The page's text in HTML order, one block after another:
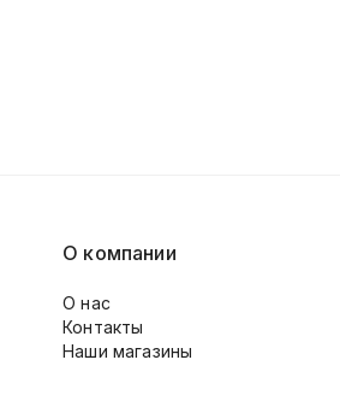
О компании
О нас
Контакты
Наши магазины